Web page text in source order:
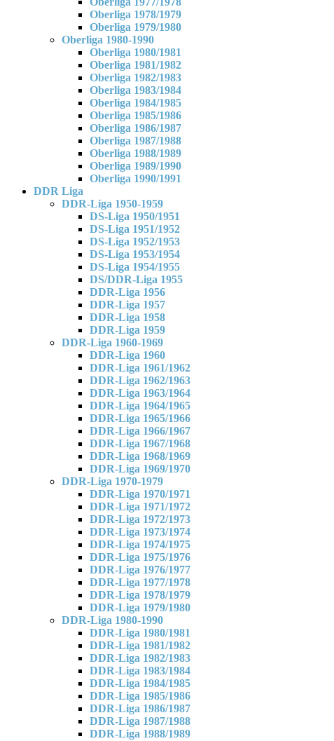
Oberliga 1978/1979
Oberliga 1979/1980
Oberliga 1980-1990
Oberliga 1980/1981
Oberliga 1981/1982
Oberliga 1982/1983
Oberliga 1983/1984
Oberliga 1984/1985
Oberliga 1985/1986
Oberliga 1986/1987
Oberliga 1987/1988
Oberliga 1988/1989
Oberliga 1989/1990
Oberliga 1990/1991
DDR Liga
DDR-Liga 1950-1959
DS-Liga 1950/1951
DS-Liga 1951/1952
DS-Liga 1952/1953
DS-Liga 1953/1954
DS-Liga 1954/1955
DS/DDR-Liga 1955
DDR-Liga 1956
DDR-Liga 1957
DDR-Liga 1958
DDR-Liga 1959
DDR-Liga 1960-1969
DDR-Liga 1960
DDR-Liga 1961/1962
DDR-Liga 1962/1963
DDR-Liga 1963/1964
DDR-Liga 1964/1965
DDR-Liga 1965/1966
DDR-Liga 1966/1967
DDR-Liga 1967/1968
DDR-Liga 1968/1969
DDR-Liga 1969/1970
DDR-Liga 1970-1979
DDR-Liga 1970/1971
DDR-Liga 1971/1972
DDR-Liga 1972/1973
DDR-Liga 1973/1974
DDR-Liga 1974/1975
DDR-Liga 1975/1976
DDR-Liga 1976/1977
DDR-Liga 1977/1978
DDR-Liga 1978/1979
DDR-Liga 1979/1980
DDR-Liga 1980-1990
DDR-Liga 1980/1981
DDR-Liga 1981/1982
DDR-Liga 1982/1983
DDR-Liga 1983/1984
DDR-Liga 1984/1985
DDR-Liga 1985/1986
DDR-Liga 1986/1987
DDR-Liga 1987/1988
DDR-Liga 1988/1989